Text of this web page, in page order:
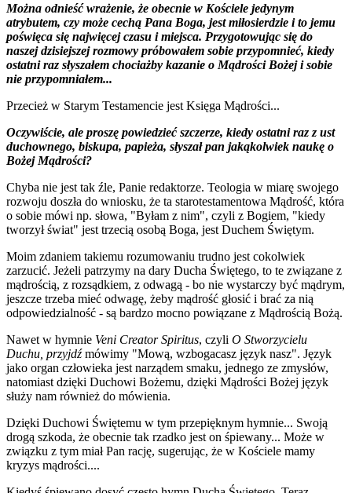
Można odnieść wrażenie, że obecnie w Kościele jedynym
atrybutem, czy może cechą Pana Boga, jest miłosierdzie i to jemu
poświęca się najwięcej czasu i miejsca. Przygotowując się do
naszej dzisiejszej rozmowy próbowałem sobie przypomnieć, kiedy
ostatni raz słyszałem chociażby kazanie o Mądrości Bożej i sobie
nie przypomniałem...
Przecież w Starym Testamencie jest Księga Mądrości...
Oczywiście, ale proszę powiedzieć szczerze, kiedy ostatni raz z ust
duchownego, biskupa, papieża, słyszał pan jakąkolwiek naukę o
Bożej Mądrości?
Chyba nie jest tak źle, Panie redaktorze. Teologia w miarę swojego
rozwoju doszła do wniosku, że ta starotestamentowa Mądrość, która
o sobie mówi np. słowa, "Byłam z nim", czyli z Bogiem, "kiedy
tworzył świat" jest trzecią osobą Boga, jest Duchem Świętym.
Moim zdaniem takiemu rozumowaniu trudno jest cokolwiek
zarzucić. Jeżeli patrzymy na dary Ducha Świętego, to te związane z
mądrością, z rozsądkiem, z odwagą - bo nie wystarczy być mądrym,
jeszcze trzeba mieć odwagę, żeby mądrość głosić i brać za nią
odpowiedzialność - są bardzo mocno powiązane z Mądrością Bożą.
Nawet w hymnie Veni Creator Spiritus, czyli O Stworzycielu
Duchu, przyjdźmówimy "Mową, wzbogacasz język nasz". Język
jako organ człowieka jest narządem smaku, jednego ze zmysłów,
natomiast dzięki Duchowi Bożemu, dzięki Mądrości Bożej język
służy nam również do mówienia.
Dzięki Duchowi Świętemu w tym przepięknym hymnie... Swoją
drogą szkoda, że obecnie tak rzadko jest on śpiewany... Może w
związku z tym miał Pan rację, sugerując, że w Kościele mamy
kryzys mądrości....